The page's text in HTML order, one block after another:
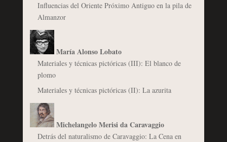
Influencias del Oriente Próximo Antiguo en la pila de
Almanzor
María Alonso Lobato
Materiales y técnicas pictóricas (III): El blanco de
plomo
Materiales y técnicas pictóricas (II): La azurita
Michelangelo Merisi da Caravaggio
Detrás del naturalismo de Caravaggio: La Cena en